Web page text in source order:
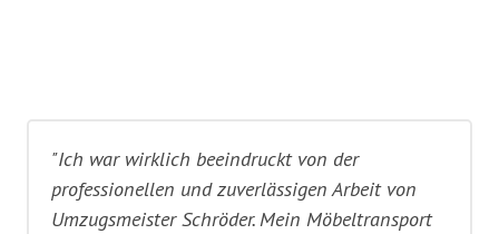
"Ich war wirklich beeindruckt von der
professionellen und zuverlässigen Arbeit von
Umzugsmeister Schröder. Mein Möbeltransport